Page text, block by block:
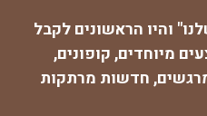
והיו הראשונים לקבל
מיוחדים, קופונים,
מרגשים, חדשות מרתקות